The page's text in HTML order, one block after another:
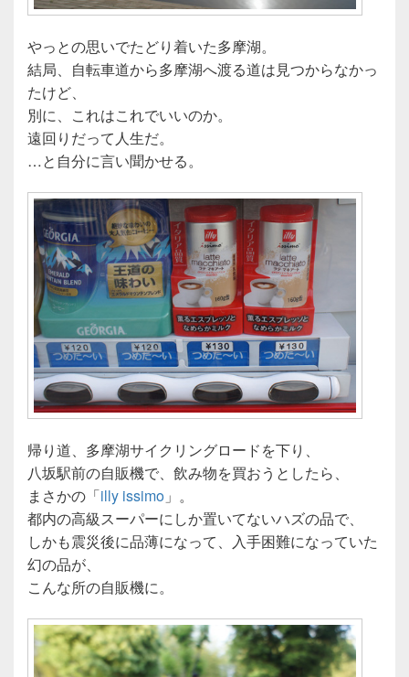
やっとの思いでたどり着いた多摩湖。
結局、自転車道から多摩湖へ渡る道は見つからなかっ
たけど、
別に、これはこれでいいのか。
遠回りだって人生だ。
…と自分に言い聞かせる。
帰り道、多摩湖サイクリングロードを下り、
八坂駅前の自販機で、飲み物を買おうとしたら、
まさかの「illy issimo 」。
都内の高級スーパーにしか置いてないハズの品で、
しかも震災後に品薄になって、入手困難になっていた
幻の品が、
こんな所の自販機に。